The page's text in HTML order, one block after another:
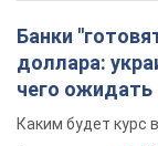
Банки
доллара:
чего ожидать
Каким будет курс